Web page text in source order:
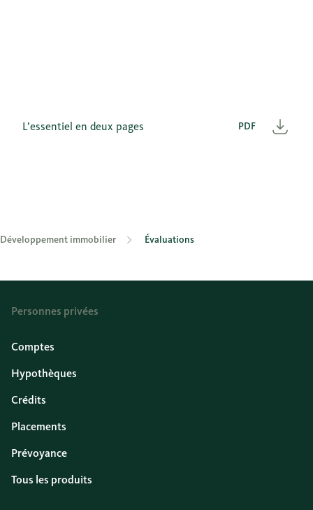
PDF
L’essentiel en deux pages
Développement immobilier Évaluations
Personnes privées
Comptes
Hypothèques
Crédits
Placements
Prévoyance
Tous les produits